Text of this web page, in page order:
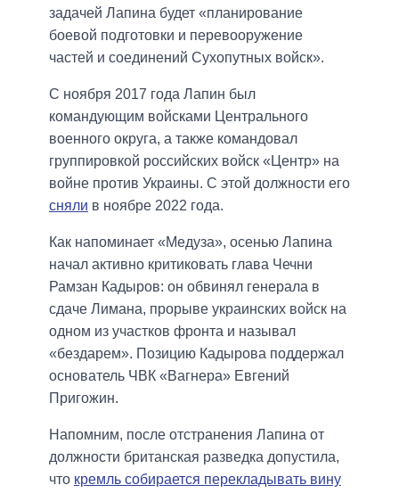
задачей Лапина будет «планирование
боевой подготовки и перевооружение
частей и соединений Сухопутных войск».
С ноября 2017 года Лапин был
командующим войсками Центрального
военного округа, а также командовал
группировкой российских войск «Центр» на
войне против Украины. С этой должности его
сняли в ноябре 2022 года.
Как напоминает «Медуза», осенью Лапина
начал активно критиковать глава Чечни
Рамзан Кадыров: он обвинял генерала в
сдаче Лимана, прорыве украинских войск на
одном из участков фронта и называл
«бездарем». Позицию Кадырова поддержал
основатель ЧВК «Вагнера» Евгений
Пригожин.
Напомним, после отстранения Лапина от
должности британская разведка допустила,
что кремль собирается перекладывать вину